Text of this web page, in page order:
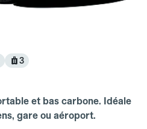
3
et bas carbone. Idéale
gare ou aéroport.